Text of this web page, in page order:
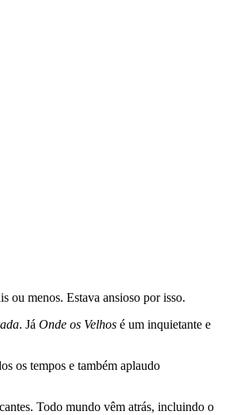
ou menos. Estava ansioso por isso.
. Já Onde os Velhos é um inquietante e
os tempos e também aplaudo
Todo mundo vêm atrás, incluindo o